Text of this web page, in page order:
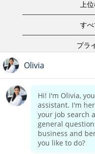
上
す
プラ
ボストン・サイエン